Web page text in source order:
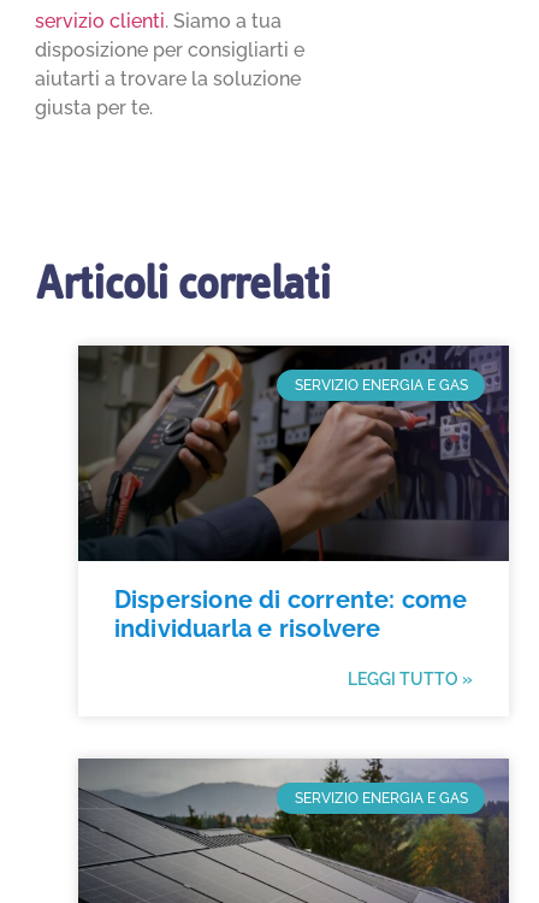
servizio clienti. Siamo a tua
disposizione per consigliarti e
aiutarti a trovare la soluzione
giusta per te.
Articoli correlati
SERVIZIO ENERGIA E GAS
Dispersione di corrente: come
individuarla e risolvere
LEGGI TUTTO »
SERVIZIO ENERGIA E GAS